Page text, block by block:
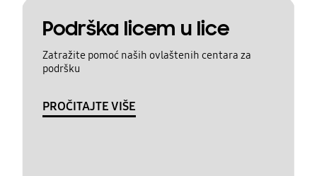
Podrška licem u lice
Zatražite pomoć naših ovlaštenih centara za
podršku
PROČITAJTE VIŠE